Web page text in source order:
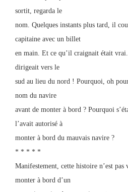
sortit, regarda le
nom. Quelques instants plus tard, il
capitaine avec un billet
en main. Et ce qu’il craignait était
dirigeait vers le
sud au lieu du nord ! Pourquoi, oh
nom du navire
avant de monter à bord ? Pourquoi
l’avait autorisé à
monter à bord du mauvais navire ?
* * * * *
Manifestement, cette histoire n’est
monter à bord d’un